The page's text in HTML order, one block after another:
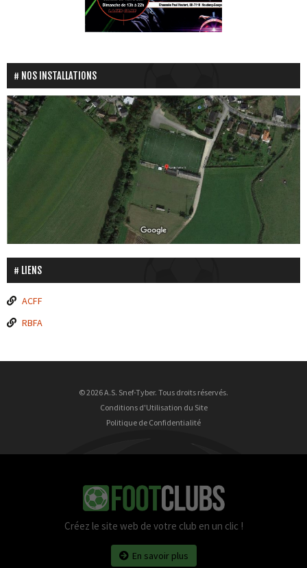
NOS INSTALLATIONS
LIENS
ACFF
RBFA
© 2026 A.S. Snef-Tyber. Tous droits réservés.
Conditions d'Utilisation du Site
Politique de Confidentialité
Créez le site web de votre club en un clic !
En savoir plus